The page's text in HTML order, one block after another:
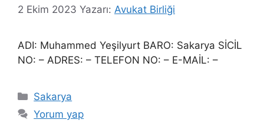
2 Ekim 2023 Yazarı: Avukat Birliği
ADI: Muhammed Yeşilyurt BARO: Sakarya SİCİL
NO: – ADRES: – TELEFON NO: – E-MAİL: –
Kategoriler
Sakarya
Yorum yap